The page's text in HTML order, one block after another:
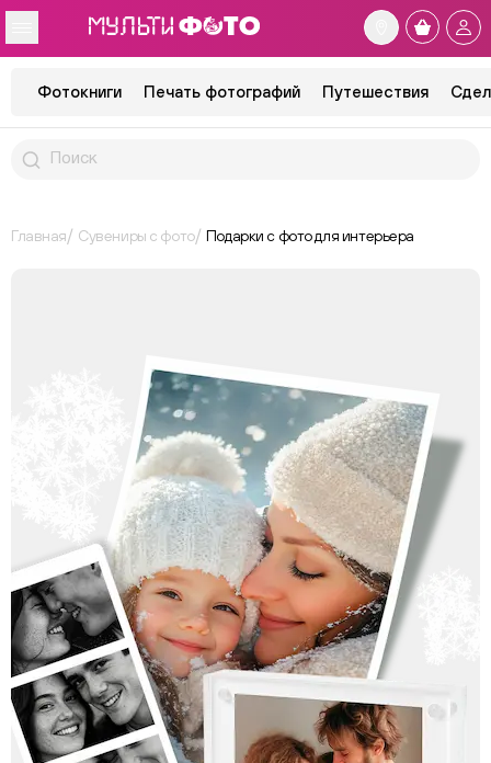
Фотокниги Печать фотографий Путешествия
Главная Сувениры с фото Подарки с фото для интерьера